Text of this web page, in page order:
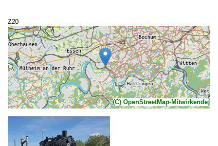
Z20
(C) OpenStreetMap-Mitwirkende